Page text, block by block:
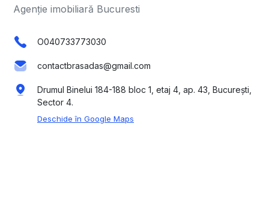
Agenție imobiliară Bucuresti
O040733773030
contactbrasadas@gmail.com
Drumul Binelui 184-188 bloc 1, etaj 4, ap. 43, București,
Sector 4.
Deschide în Google Maps